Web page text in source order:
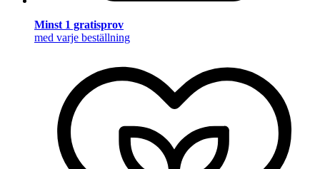
Minst 1 gratisprov
med varje beställning